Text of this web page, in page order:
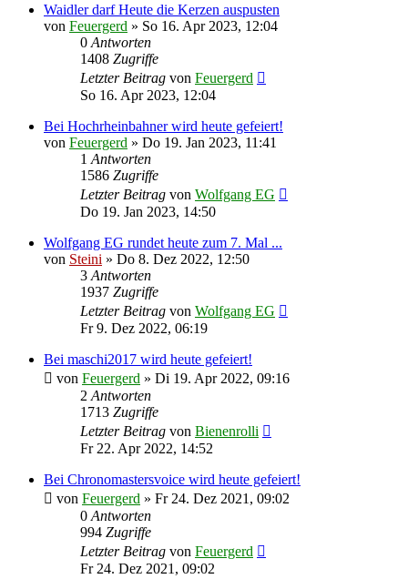
Waidler darf Heute die Kerzen auspusten
von Feuergerd » So 16. Apr 2023, 12:04
0 Antworten
1408 Zugriffe
Letzter Beitrag von Feuergerd
So 16. Apr 2023, 12:04
Bei Hochrheinbahner wird heute gefeiert!
von Feuergerd » Do 19. Jan 2023, 11:41
1 Antworten
1586 Zugriffe
Letzter Beitrag von Wolfgang EG
Do 19. Jan 2023, 14:50
Wolfgang EG rundet heute zum 7. Mal ...
von Steini » Do 8. Dez 2022, 12:50
3 Antworten
1937 Zugriffe
Letzter Beitrag von Wolfgang EG
Fr 9. Dez 2022, 06:19
Bei maschi2017 wird heute gefeiert!
von Feuergerd » Di 19. Apr 2022, 09:16
2 Antworten
1713 Zugriffe
Letzter Beitrag von Bienenrolli
Fr 22. Apr 2022, 14:52
Bei Chronomastersvoice wird heute gefeiert!
von Feuergerd » Fr 24. Dez 2021, 09:02
0 Antworten
994 Zugriffe
Letzter Beitrag von Feuergerd
Fr 24. Dez 2021, 09:02